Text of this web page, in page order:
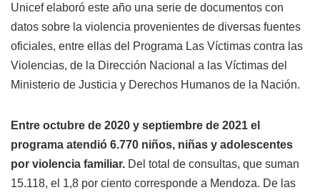
Unicef elaboró este año una serie de documentos con
datos sobre la violencia provenientes de diversas fuentes
oficiales, entre ellas del Programa Las Víctimas contra las
Violencias, de la Dirección Nacional a las Víctimas del
Ministerio de Justicia y Derechos Humanos de la Nación.
Entre octubre de 2020 y septiembre de 2021 el
programa atendió 6.770 niños, niñas y adolescentes
por violencia familiar. Del total de consultas, que suman
15.118, el 1,8 por ciento corresponde a Mendoza. De las